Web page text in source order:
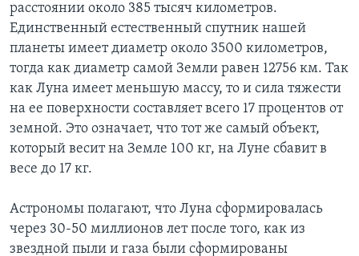
расстоянии около 385 тысяч километров.
Единственный естественный спутник нашей
планеты имеет диаметр около 3500 километров,
тогда как диаметр самой Земли равен 12756 км. Так
как Луна имеет меньшую массу, то и сила тяжести
на ее поверхности составляет всего 17 процентов от
земной. Это означает, что тот же самый объект,
который весит на Земле 100 кг, на Луне сбавит в
весе до 17 кг.
Астрономы полагают, что Луна сформировалась
через 30-50 миллионов лет после того, как из
звездной пыли и газа были сформированы